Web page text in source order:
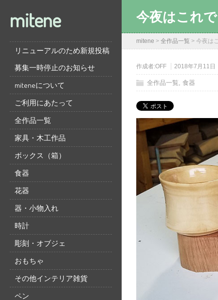
mitene
リニューアルのため新規投稿
募集一時停止のお知らせ
miteneについて
ご利用にあたって
全作品一覧
家具・木工作品
ボックス（箱）
食器
花器
器・小物入れ
時計
彫刻・オブジェ
おもちゃ
その他インテリア雑貨
ペン
今夜はこれ
mitene > 全作品一覧 > 今夜は
作成者:OFF 2018年7月11日
全作品一覧, 食器